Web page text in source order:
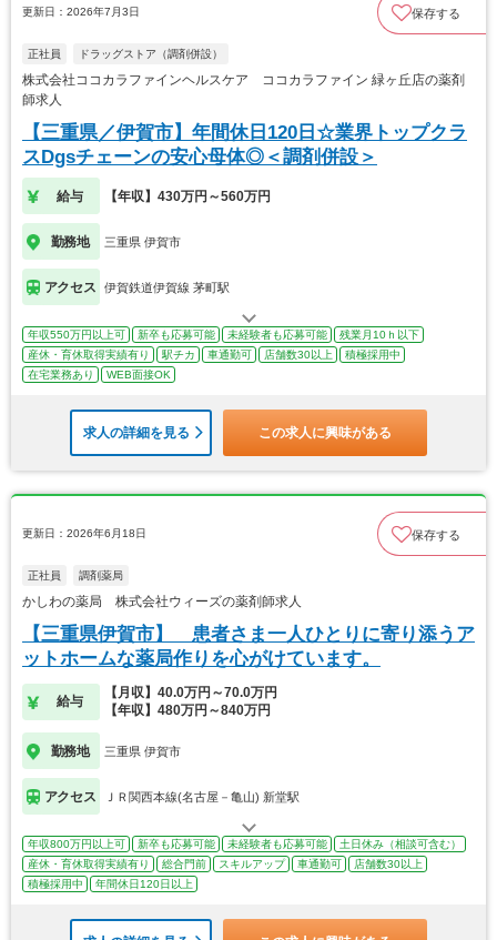
更新日：2026年7月3日 保存する
正社員 ドラッグストア（調剤併設）
株式会社ココカラファインヘルスケア ココカラファイン 緑ヶ丘店の薬剤
師求人
【三重県／伊賀市】年間休日120日☆業界トップクラ
スDgsチェーンの安心母体◎＜調剤併設＞
給与 【年収】430万円～560万円
勤務地 三重県 伊賀市
アクセス 伊賀鉄道伊賀線 茅町駅
年収550万円以上可 新卒も応募可能 未経験者も応募可能
残業月10ｈ以下
産休・育休取得実績有り
駅チカ 車通勤可 店舗数30以上
積極採用中
在宅業務あり
WEB面接OK
求人の詳細を見る この求人に興味がある
更新日：2026年6月18日 保存する
正社員 調剤薬局
かしわの薬局 株式会社ウィーズの薬剤師求人
【三重県伊賀市】 患者さま一人ひとりに寄り添うア
ットホームな薬局作りを心がけています。
給与
【月収】40.0万円～70.0万円
【年収】480万円～840万円
勤務地 三重県 伊賀市
アクセス ＪＲ関西本線(名古屋－亀山) 新堂駅
年収800万円以上可 新卒も応募可能 未経験者も応募可能
土日休み（相談可含む）
産休・育休取得実績有り
総合門前 スキルアップ 車通勤可
店舗数30以上
積極採用中
年間休日120日以上